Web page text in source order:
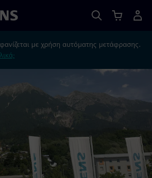
με χρήση αυτόματης μετάφρασης.